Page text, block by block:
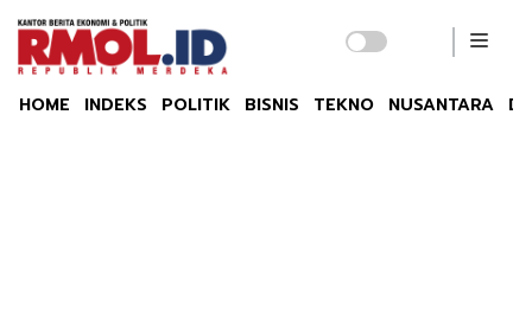
HOME INDEKS POLITIK BISNIS TEKNO NUSANTARA